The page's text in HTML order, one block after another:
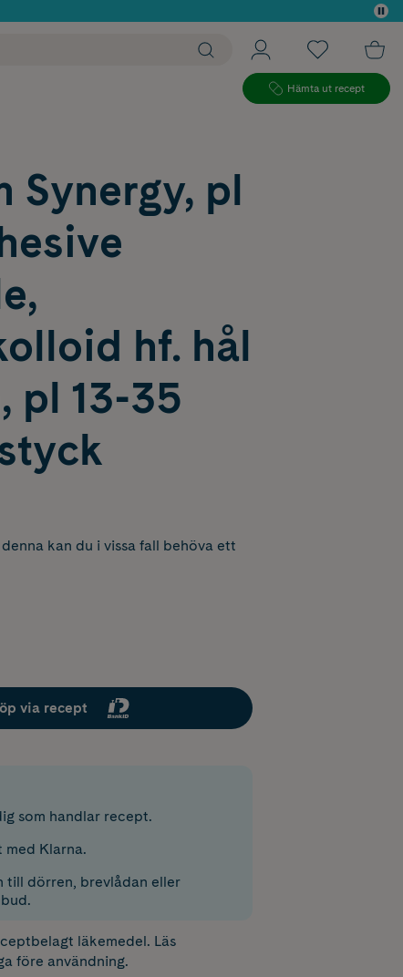
Hämta ut recept
Synergy, pl
hf. hål
pl 13-35
kan du i vissa fall behöva ett
via recept
som handlar recept.
med Klarna.
till dörren, brevlådan eller
läkemedel. Läs
före användning.